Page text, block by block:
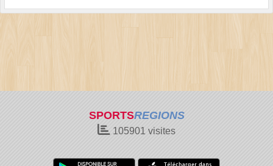
SPORTSREGIONS
105901 visites